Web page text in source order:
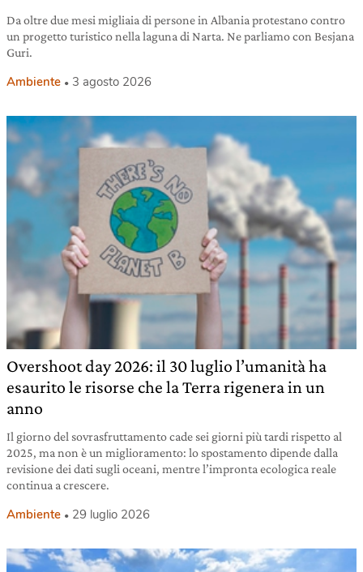
Da oltre due mesi migliaia di persone in Albania protestano contro
un progetto turistico nella laguna di Narta. Ne parliamo con Besjana
Guri.
Ambiente 3 agosto 2026
Overshoot day 2026: il 30 luglio l’umanità ha
esaurito le risorse che la Terra rigenera in un
anno
Il giorno del sovrasfruttamento cade sei giorni più tardi rispetto al
2025, ma non è un miglioramento: lo spostamento dipende dalla
revisione dei dati sugli oceani, mentre l’impronta ecologica reale
continua a crescere.
Ambiente 29 luglio 2026